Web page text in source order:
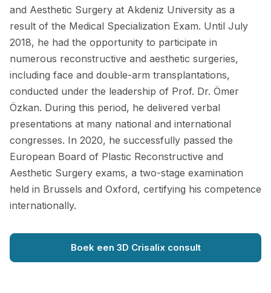
and Aesthetic Surgery at Akdeniz University as a
result of the Medical Specialization Exam. Until July
2018, he had the opportunity to participate in
numerous reconstructive and aesthetic surgeries,
including face and double-arm transplantations,
conducted under the leadership of Prof. Dr. Ömer
Özkan. During this period, he delivered verbal
presentations at many national and international
congresses. In 2020, he successfully passed the
European Board of Plastic Reconstructive and
Aesthetic Surgery exams, a two-stage examination
held in Brussels and Oxford, certifying his competence
internationally.
Boek een 3D Crisalix consult